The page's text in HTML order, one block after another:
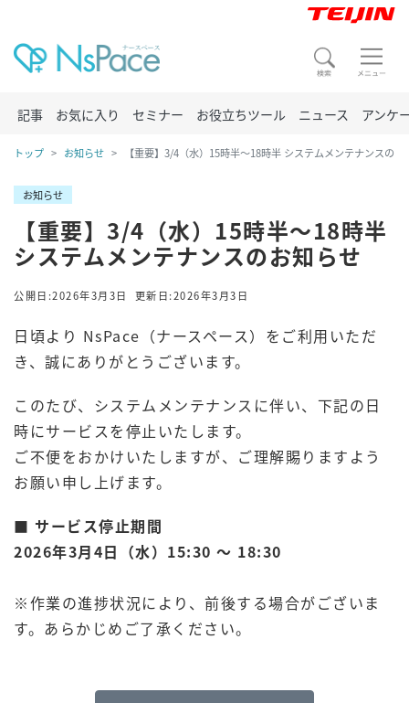
記事 お気に入り セミナー お役立ちツール ニュース アンケ
トップ お知らせ 【重要】3/4（水）15時半～18時半 システムメンテナンスのお
お知らせ
【重要】3/4（水）15時半～18時半
システムメンテナンスのお知らせ
公開日:2026年3月3日 更新日:2026年3月3日
日頃より NsPace（ナースペース）をご利用いただ
き、誠にありがとうございます。
このたび、システムメンテナンスに伴い、下記の日
時にサービスを停止いたします。
ご不便をおかけいたしますが、ご理解賜りますよう
お願い申し上げます。
■ サービス停止期間
2026年3月4日（水）15:30 ～ 18:30
※作業の進捗状況により、前後する場合がございま
す。あらかじめご了承ください。